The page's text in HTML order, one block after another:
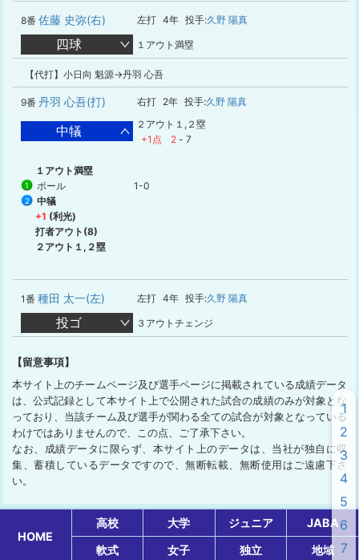
8番 佐藤 史弥(右) 左打 4年 投手:久野 陽真
四球 １アウト満塁
【代打】小日向 魁源→丹羽 心吾
9番 丹羽 心吾(打) 右打 2年 投手:久野 陽真
中犠
２アウト１,２塁
+1点
2 - 7
１アウト満塁
1 ボール 1-0
2
中犠
+1 (利光)
打者アウト(8)
２アウト１,２塁
1番 種田 太一(左) 左打 4年 投手:久野 陽真
投ゴ ３アウトチェンジ
【留意事項】
本サイト上のチームページ及び選手ページに掲載されている成績データ
は、公式記録として本サイト上で公開された試合の成績のみが対象とな
っており、当該チーム及び選手が関わる全ての試合が対象となっている
わけではありませんので、この点、ご了承下さい。
なお、成績データに限らず、本サイト上のデータは、当社が独自に収
集、蓄積しているデータですので、無断転載、無断使用はご遠慮下さ
い。
HOME
高校 大学 ジュニア
JABA
軟式
女子 独立 地域
1
2
3
4
5
6
7